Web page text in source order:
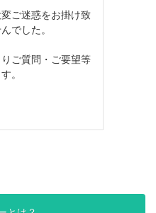
ご迷惑をお掛け致
でした。
ご質問・ご要望等
。